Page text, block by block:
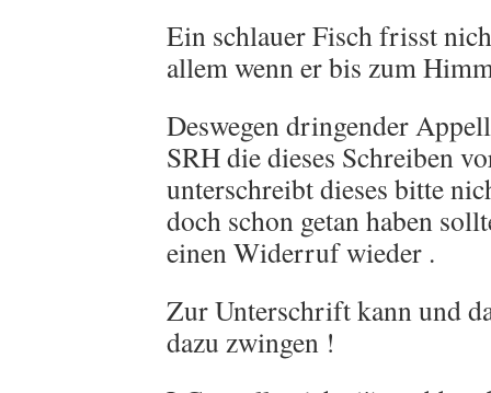
Ein schlauer Fisch frisst
allem wenn er bis zum
Deswegen dringender
SRH die dieses Schreiben
unterschreibt dieses bitte
doch schon getan haben
einen Widerruf wieder .
Zur Unterschrift kann und
dazu zwingen !